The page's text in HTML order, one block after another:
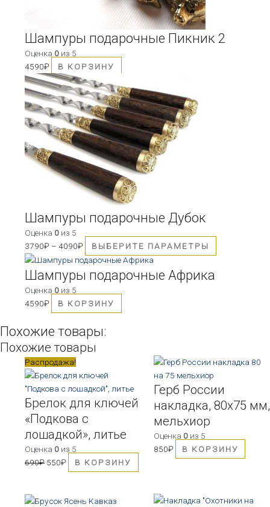
Шампуры подарочные Пикник 2
Оценка 0 из 5
4590₽ В КОРЗИНУ
Шампуры подарочные Дубок
Оценка 0 из 5
3790₽ –4090₽ ВЫБЕРИТЕ ПАРАМЕТРЫ
Шампуры подарочные Африка
Оценка 0 из 5
4590₽ В КОРЗИНУ
Похожие товары:
Похожие товары
Распродажа!
Брелок для ключей
«Подкова с
лошадкой», литье
Оценка 0 из 5
690₽
Первоначальная
цена
составляла
690₽.
550₽
Текущая
цена:
550₽.
В КОРЗИНУ
Герб России
накладка, 80х75 мм,
мельхиор
Оценка 0из 5
850₽ В КОРЗИНУ